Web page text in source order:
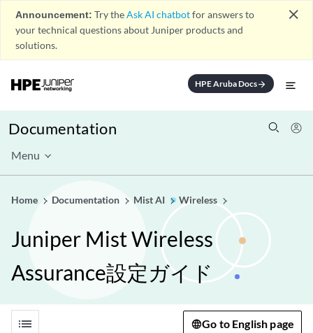
Announcement: Try theAsk AI chatbotfor answers to
your technical questions about Juniper products and
solutions.
close
HPE Aruba Docsarrow_forward
Documentation
Menu
Home Documentation Mist AI Wireless
Juniper Mist Wireless
Assurance設定ガイド
list Go to English page